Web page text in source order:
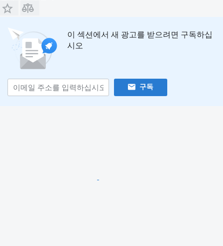
이 섹션에서 새 광고를 받으려면 구독하십
시오
구독